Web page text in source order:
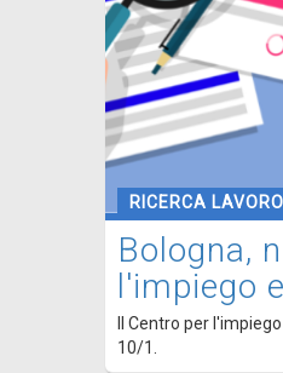
RICERCA LAVORO
Bologna,
l'impiego
Il Centro per
10/1.